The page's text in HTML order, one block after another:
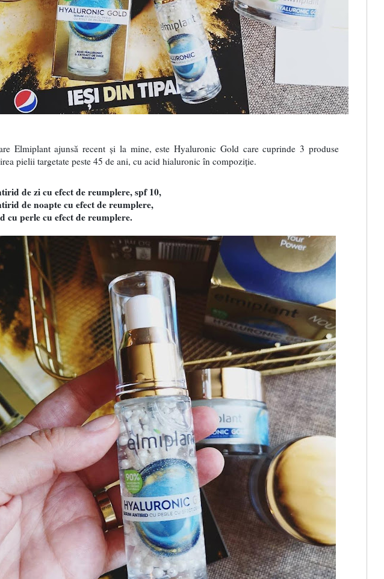
Elmiplant ajunsă recent și la mine, este Hyaluronic Gold care cuprinde 3 produse
pielii targetate peste 45 de ani, cu acid hialuronic în compoziție.
de zi cu efect de reumplere, spf 10,
de noapte cu efect de reumplere,
cu perle cu efect de reumplere.